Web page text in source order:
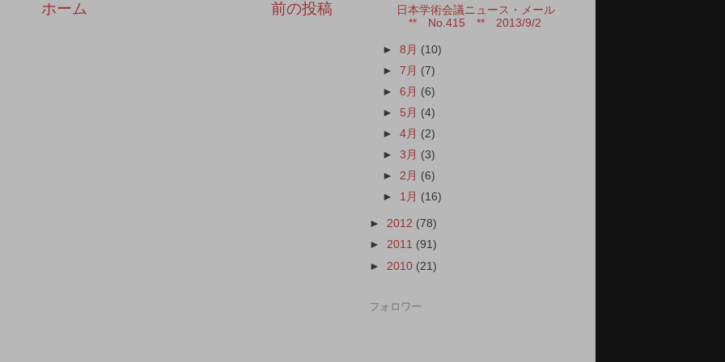
前の投稿
ホーム
日本学術会議ニュース・メール
** No.415 ** 2013/9/2
►8月 (10)
►7月 (7)
►6月 (6)
► 5月 (4)
►4月 (2)
►3月 (3)
►2月 (6)
► 1月 (16)
► 2012 (78)
► 2011 (91)
► 2010 (21)
フォロワー